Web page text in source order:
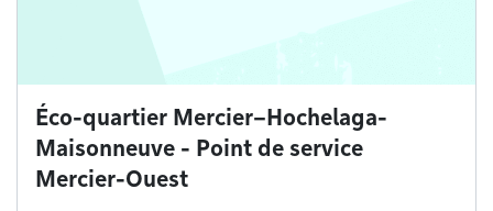
Éco-quartier Mercier–Hochelaga-
Maisonneuve - Point de service
Mercier-Ouest